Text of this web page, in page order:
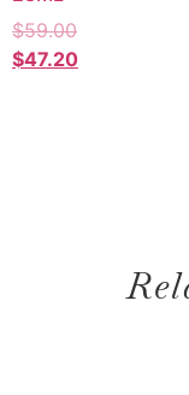
$59.00
$47.20